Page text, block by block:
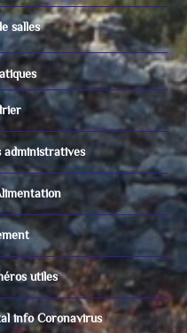
salles
administratives
utiles
info Coronavirus